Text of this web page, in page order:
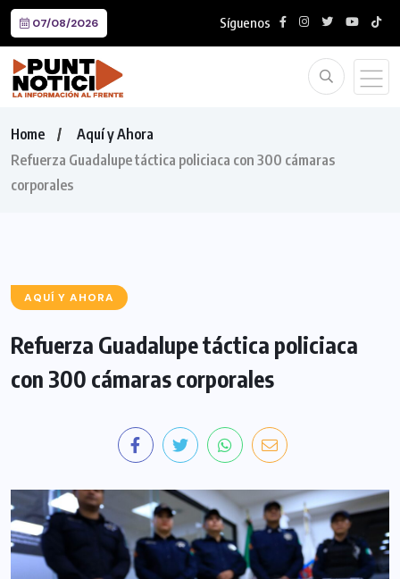
07/08/2026 Síguenos
Home
Aquí y Ahora
Refuerza Guadalupe táctica policiaca con 300 cámaras
corporales
AQUÍ Y AHORA
Refuerza Guadalupe táctica policiaca
con 300 cámaras corporales